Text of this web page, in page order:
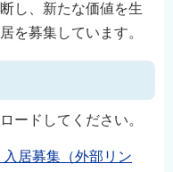
し、新たな価値を生
を募集しています。
ードしてください。
入居募集（外部リン